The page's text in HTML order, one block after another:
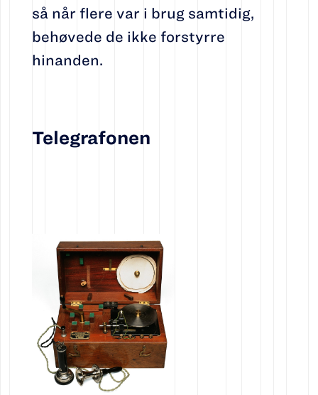
så når flere var i brug samtidig,
behøvede de ikke forstyrre
hinanden.
Telegrafonen